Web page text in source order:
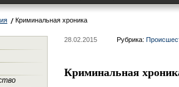
Криминальная хроника
28.02.2015 Рубрика:
Криминальная